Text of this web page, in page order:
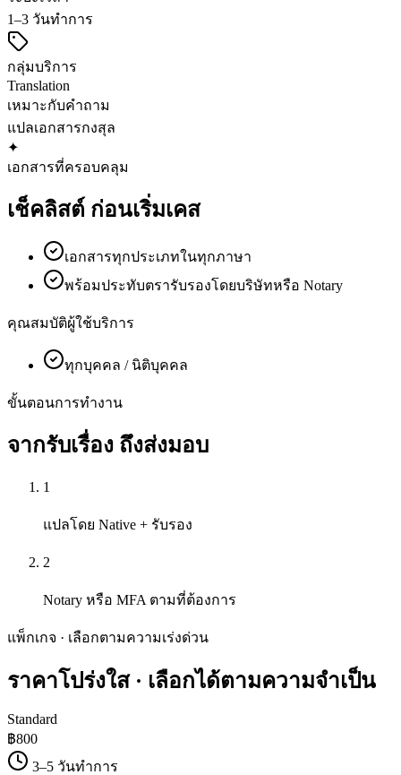
1–3 วันทำการ
กลุ่มบริการ
Translation
เหมาะกับคำถาม
แปลเอกสารกงสุล
✦
เอกสารที่ครอบคลุม
เช็คลิสต์ ก่อนเริ่มเคส
เอกสารทุกประเภทในทุกภาษา
พร้อมประทับตรารับรองโดยบริษัทหรือ Notary
คุณสมบัติผู้ใช้บริการ
ทุกบุคคล / นิติบุคคล
ขั้นตอนการทำงาน
จากรับเรื่อง ถึงส่งมอบ
1
แปลโดย Native + รับรอง
2
Notary หรือ MFA ตามที่ต้องการ
แพ็กเกจ · เลือกตามความเร่งด่วน
ราคาโปร่งใส· เลือกได้ตามความจำเป็น
Standard
฿800
3–5 วันทำการ